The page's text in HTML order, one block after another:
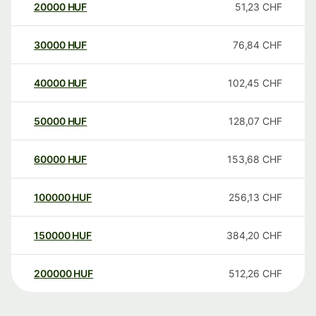
20000 HUF 51,23 CHF
30000 HUF 76,84 CHF
40000 HUF 102,45 CHF
50000 HUF 128,07 CHF
60000 HUF 153,68 CHF
100000 HUF 256,13 CHF
150000 HUF 384,20 CHF
200000 HUF 512,26 CHF